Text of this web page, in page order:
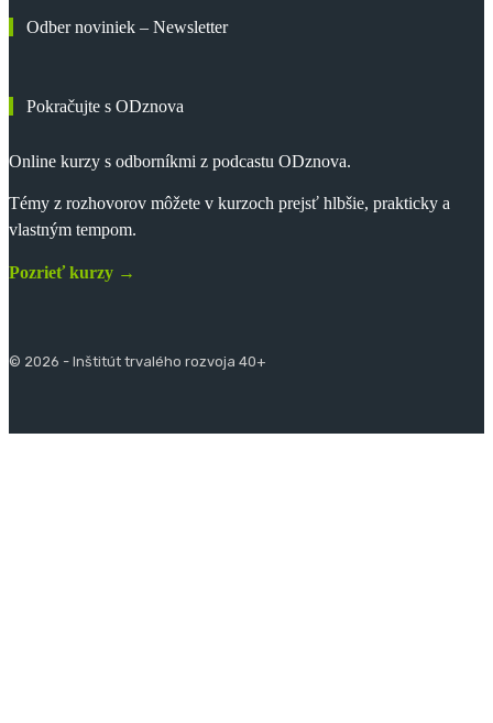
Odber noviniek – Newsletter
Pokračujte s ODznova
Online kurzy s odborníkmi z podcastu ODznova.
Témy z rozhovorov môžete v kurzoch prejsť hlbšie, prakticky a
vlastným tempom.
Pozrieť kurzy →
© 2026 - Inštitút trvalého rozvoja 40+